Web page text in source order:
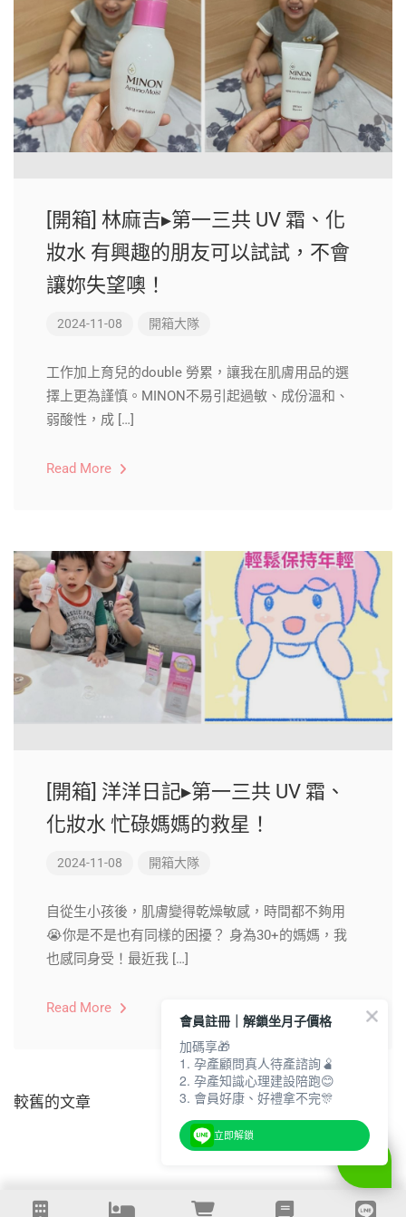
[開箱] 林麻吉▸第一三共 UV 霜、化
妝水 有興趣的朋友可以試試，不會
讓妳失望噢！
2024-11-08 開箱大隊
工作加上育兒的double 勞累，讓我在肌膚用品的選
擇上更為謹慎。MINON不易引起過敏、成份溫和、
弱酸性，成 […]
Read More
[開箱] 洋洋日記▸第一三共 UV 霜、
化妝水 忙碌媽媽的救星！
2024-11-08 開箱大隊
自從生小孩後，肌膚變得乾燥敏感，時間都不夠用
😭你是不是也有同樣的困擾？ 身為30+的媽媽，我
也感同身受！最近我 […]
Read More
較舊的文章
會員註冊｜解鎖坐月子價格
加碼享🎁
1. 孕產顧問真人待產諮詢🫄
2. 孕產知識心理建設陪跑😊
3. 會員好康、好禮拿不完🎊
立即解鎖